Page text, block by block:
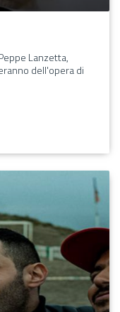
Lanzetta,
dell'opera di